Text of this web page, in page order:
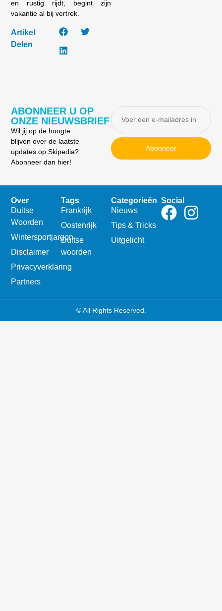
en rustig rijdt, begint zijn
vakantie al bij vertrek.
Artikel
Delen
ABONNEER U OP
ONZE NIEUWSBRIEF
Wil jij op de hoogte
blijven over de laatste
updates op Skipedia?
Abonneer dan hier!
Abonneer
Over
Duitse
Woorden
Wintersportjargon
Disclaimer
Privacyverklaring
Partners
Tags
Frankrijk
Oostenrijk
Duitse
woorden
Categorieën
Nieuws
Tips & Tricks
Uitgelicht
Social
© All Rights Reserved.